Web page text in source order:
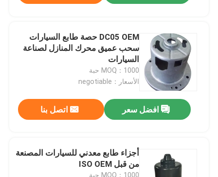
DC05 OEM حصة طابع السيارات
سحب عميق محرك المنازل لصناعة
السيارات
MOQ：1000 حبة
الأسعار：negotiable
افضل سعر اتصل بنا
أجزاء طابع معدني للسيارات المصنعة
من قبل ISO OEM
MOQ：1000 حبة